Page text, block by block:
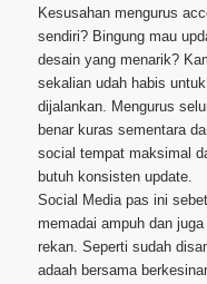
Kesusahan mengurus
sendiri? Bingung mau
desain yang menarik?
sekalian udah habis
dijalankan. Mengurus
benar kuras sementara
social tempat maksimal
butuh konsisten update.
Social Media pas ini
memadai ampuh dan
rekan. Seperti sudah
adaah bersama